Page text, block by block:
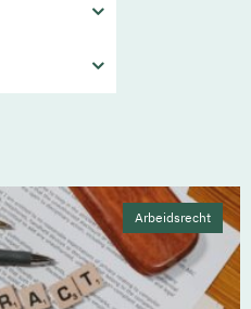
Arbeidsrecht